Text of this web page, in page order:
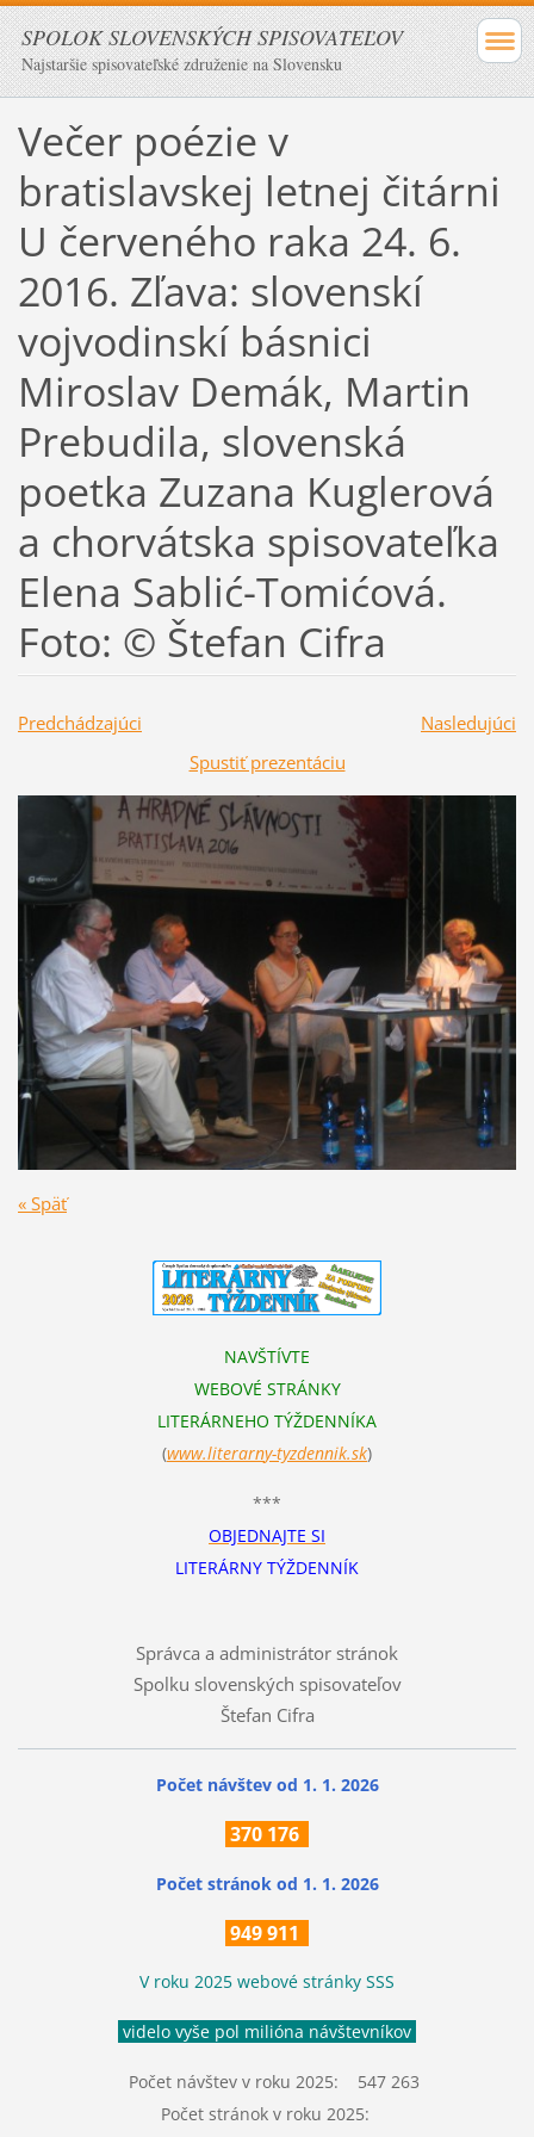
SPOLOK SLOVENSKÝCH SPISOVATEĽOV
Najstaršie spisovateľské združenie na Slovensku
Večer poézie v
bratislavskej letnej čitárni
U červeného raka 24. 6.
2016. Zľava: slovenskí
vojvodinskí básnici
Miroslav Demák, Martin
Prebudila, slovenská
poetka Zuzana Kuglerová
a chorvátska spisovateľka
Elena Sablić-Tomićová.
Foto: © Štefan Cifra
Predchádzajúci
Nasledujúci
Spustiť prezentáciu
« Späť
NAVŠTÍVTE
WEBOVÉ STRÁNKY
LITERÁRNEHO TÝŽDENNÍKA
(www.literarny-tyzdennik.sk)
***
OBJEDNAJTE SI
LITERÁRNY TÝŽDENNÍK
Správca a administrátor stránok
Spolku slovenských spisovateľov
Štefan Cifra
Počet návštev od 1. 1. 2026
370 176
Počet stránok od 1. 1. 2026
949 911
V roku 2025 webové stránky SSS
videlo vyše pol milióna návštevníkov
Počet návštev v roku 2025: 547 263
Počet stránok v roku 2025: